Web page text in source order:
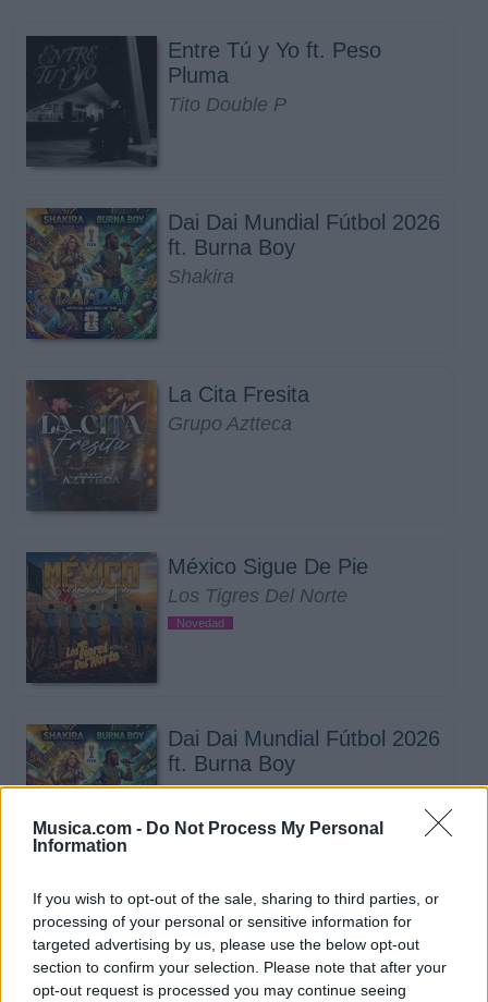
Musica.com - Do Not Process My Personal
Information
If you wish to opt-out of the sale, sharing to third parties, or
processing of your personal or sensitive information for
targeted advertising by us, please use the below opt-out
section to confirm your selection. Please note that after your
opt-out request is processed you may continue seeing
Entre Tú y Yo ft. Peso
Pluma
Tito Double P
Dai Dai Mundial Fútbol 2026
ft. Burna Boy
Shakira
La Cita Fresita
Grupo Aztteca
México Sigue De Pie
Los Tigres Del Norte
Novedad
Dai Dai Mundial Fútbol 2026
ft. Burna Boy
Shakira
La Cita Fresita 2 ft. Luis R
Conriquez, Oscar Maydon
Grupo Aztteca
Novedad